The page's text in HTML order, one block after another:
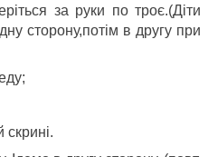
за руки по троє.(Діти
сторону,потім в другу при
скрині.